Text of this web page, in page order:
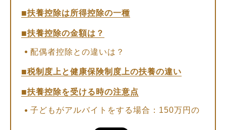
扶養控除は所得控除の一種
扶養控除の金額は？
配偶者控除との違いは？
税制度上と健康保険制度上の扶養の違い
扶養控除を受ける時の注意点
子どもがアルバイトをする場合：150万円の